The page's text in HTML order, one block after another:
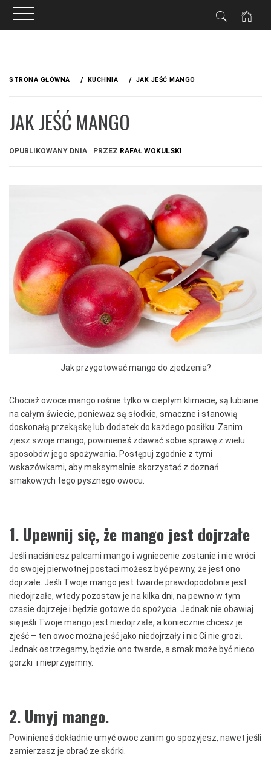
treściSTRONA GŁÓWNA KUCHNIA JAK JEŚĆ MANGO
JAK JEŚĆ MANGO
OPUBLIKOWANY DNIA PRZEZ RAFAŁ WOKULSKI
Jak przygotować mango do zjedzenia?
Chociaż owoce mango rośnie tylko w ciepłym klimacie, są lubiane
na całym świecie, ponieważ są słodkie, smaczne i stanowią
doskonałą przekąskę lub dodatek do każdego posiłku. Zanim
zjesz swoje mango, powinieneś zdawać sobie sprawę z wielu
sposobów jego spożywania. Postępuj zgodnie z tymi
wskazówkami, aby maksymalnie skorzystać z doznań
smakowych tego pysznego owocu.
1. Upewnij się, że mango jest dojrzałe
Jeśli naciśniesz palcami mango i wgniecenie zostanie i nie wróci
do swojej pierwotnej postaci możesz być pewny, że jest ono
dojrzałe. Jeśli Twoje mango jest twarde prawdopodobnie jest
niedojrzałe, wtedy pozostaw je na kilka dni, na pewno w tym
czasie dojrzeje i będzie gotowe do spożycia. Jednak nie obawiaj
się jeśli Twoje mango jest niedojrzałe, a koniecznie chcesz je
zjeść – ten owoc można jeść jako niedojrzały i nic Ci nie grozi.
Jednak ostrzegamy, będzie ono twarde, a smak może być nieco
gorzki i nieprzyjemny.
2. Umyj mango.
Powinieneś dokładnie umyć owoc zanim go spożyjesz, nawet jeśli
zamierzasz je obrać ze skórki.